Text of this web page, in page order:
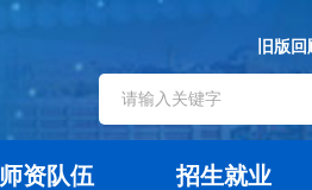
旧版回
师资队伍 招生就业